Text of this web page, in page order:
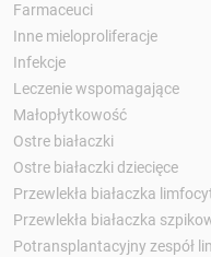
Farmaceuci
Inne mieloproliferacje
Infekcje
Leczenie wspomagające
Małopłytkowość
Ostre białaczki
Ostre białaczki dziecięce
Przewlekła białaczka
Przewlekła białaczka
Potransplantacyjny zespół